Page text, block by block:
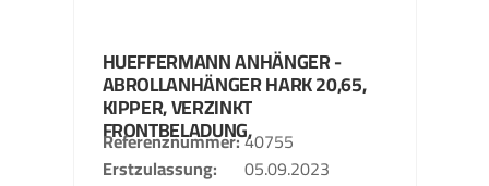
HUEFFERMANNANHÄNGER -
ABROLLANHÄNGERHARK 20,65,
KIPPER, VERZINKT
FRONTBELADUNG,
Referenznummer 40755
Erstzulassung
05.09.2023